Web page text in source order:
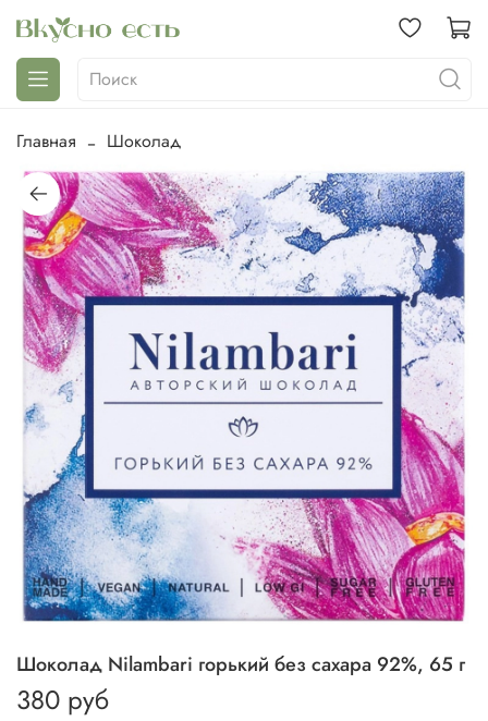
Главная Шоколад
Шоколад Nilambari горький без сахара 92%, 65 г
380 руб